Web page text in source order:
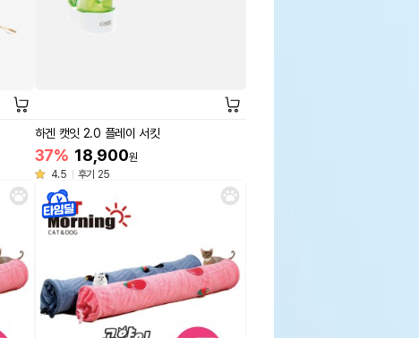
하겐 캣잇 2.0 플레이 서킷
37% 18,900원
4.5
후기 25